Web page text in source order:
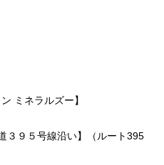
ミネラルズー】
３９５号線沿い】（ルート395